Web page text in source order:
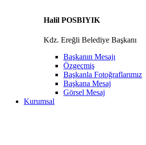
Halil POSBIYIK
Kdz. Ereğli Belediye Başkanı
Başkanın Mesajı
Özgeçmiş
Başkanla Fotoğraflarımız
Başkana Mesaj
Görsel Mesaj
Kurumsal